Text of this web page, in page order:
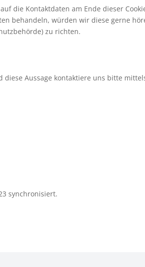
die Kontaktdaten am Ende dieser
behandeln, würden wir diese gerne
zu richten.
diese Aussage kontaktiere uns bitte
synchronisiert.